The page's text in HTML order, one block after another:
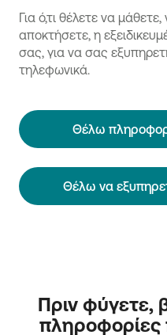
Για ό,τι θέλετε να
αποκτήσετε, η
σας, για να σας
τηλεφωνικά.
Θέλω
Θέλω να
Πριν φύγετε,
πληροφορίες